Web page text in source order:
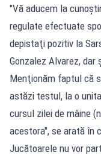
"Vă aducem la
regulate efectuate
depistaţi pozitiv la
Gonzalez Alvarez, dar
Menţionăm faptul că
astăzi testul, la o
cursul zilei de mâine
acestora", se arată în
Jucătoarele nu vor